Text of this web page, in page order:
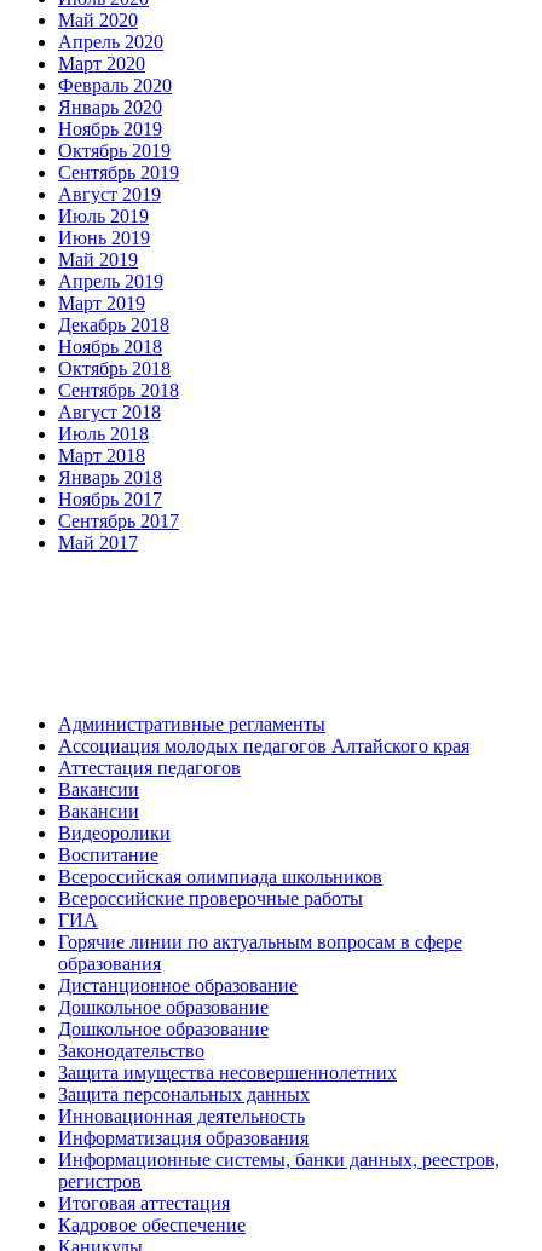
Май 2020
Апрель 2020
Март 2020
Февраль 2020
Январь 2020
Ноябрь 2019
Октябрь 2019
Сентябрь 2019
Август 2019
Июль 2019
Июнь 2019
Май 2019
Апрель 2019
Март 2019
Декабрь 2018
Ноябрь 2018
Октябрь 2018
Сентябрь 2018
Август 2018
Июль 2018
Март 2018
Январь 2018
Ноябрь 2017
Сентябрь 2017
Май 2017
Административные регламенты
Ассоциация молодых педагогов Алтайского края
Аттестация педагогов
Вакансии
Вакансии
Видеоролики
Воспитание
Всероссийская олимпиада школьников
Всероссийские проверочные работы
ГИА
Горячие линии по актуальным вопросам в сфере
образования
Дистанционное образование
Дошкольное образование
Дошкольное образование
Законодательство
Защита имущества несовершеннолетних
Защита персональных данных
Инновационная деятельность
Информатизация образования
Информационные системы, банки данных, реестров,
регистров
Итоговая аттестация
Кадровое обеспечение
Каникулы